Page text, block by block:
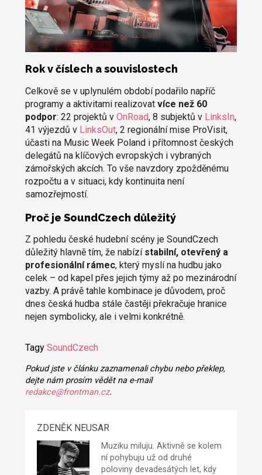
Rok v číslech a souvislostech
Celkově se v uplynulém období podařilo napříč
programy a aktivitami realizovat více než 60
podpor: 22 projektů v OnRoad, 8 subjektů v LinksIn,
41 výjezdů v LinksOut, 2 regionální mise ProVisit,
účasti na Music Week Poland i přítomnost českých
delegátů na klíčových evropských i vybraných
zámořských akcích. To vše navzdory zpožděnému
rozpočtu a v situaci, kdy kontinuita není
samozřejmostí.
Proč je SoundCzech důležitý
Z pohledu české hudební scény je SoundCzech
důležitý hlavně tím, že nabízí stabilní, otevřený a
profesionální rámec, který myslí na hudbu jako
celek – od kapel přes jejich týmy až po mezinárodní
vazby. A právě tahle kombinace je důvodem, proč
dnes česká hudba stále častěji překračuje hranice
nejen symbolicky, ale i velmi konkrétně.
Tagy SoundCzech
Pokud jste v článku zaznamenali chybu nebo překlep,
dejte nám prosím vědět na e-mail
redakce@frontman.cz.
ZDENĚK NEUSAR
Muziku miluju. Aktivně se kolem
ní pohybuju už od druhé
poloviny devadesátých let, kdy